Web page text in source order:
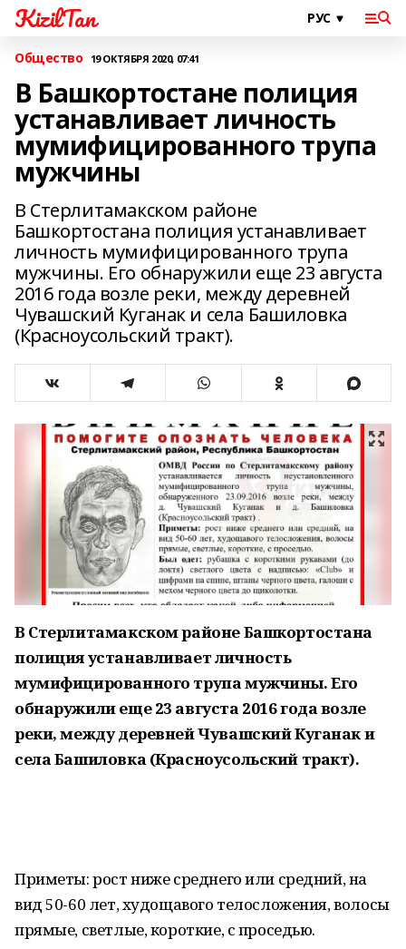
KizilTan
Общество 19 ОКТЯБРЯ 2020, 07:41
В Башкортостане полиция
устанавливает личность
мумифицированного трупа
мужчины
В Стерлитамакском районе
Башкортостана полиция устанавливает
личность мумифицированного трупа
мужчины. Его обнаружили еще 23 августа
2016 года возле реки, между деревней
Чувашский Куганак и села Башиловка
(Красноусольский тракт).
В Стерлитамакском районе Башкортостана
полиция устанавливает личность
мумифицированного трупа мужчины. Его
обнаружили еще 23 августа 2016 года возле
реки, между деревней Чувашский Куганак и
села Башиловка (Красноусольский тракт).
Приметы: рост ниже среднего или средний, на
вид 50-60 лет, худощавого телосложения, волосы
прямые, светлые, короткие, с проседью.